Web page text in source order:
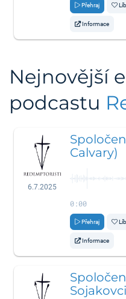
Přehraj
Informace
Nejnovější
podcastu
6.7.2025
Calvary)
0:00
Přehraj
Informace